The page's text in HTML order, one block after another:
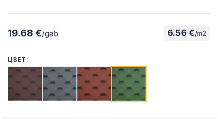
19.68 €/gab 6.56 €/m2
ЦВЕТ: